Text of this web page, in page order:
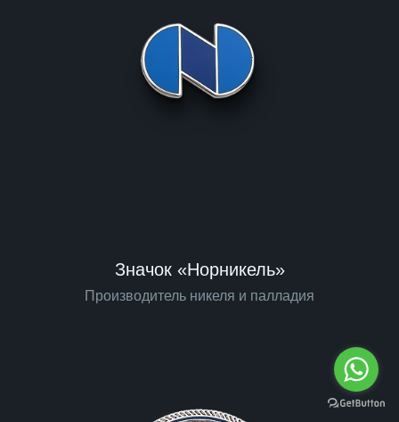
Значок «Норникель»
Производитель никеля и палладия